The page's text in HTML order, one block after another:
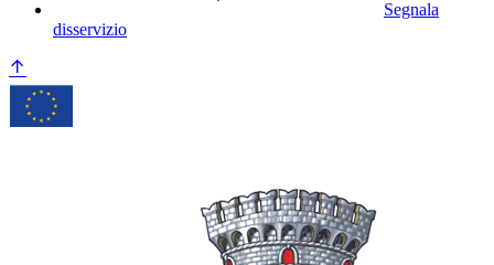
Segnala
disservizio